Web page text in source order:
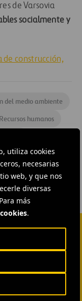
utiliza cookies
necesarias
web, y que nos
diversas
más
.
de Varsovia
socialmente y
de construcción,
del medio ambiente
Recursos humanos